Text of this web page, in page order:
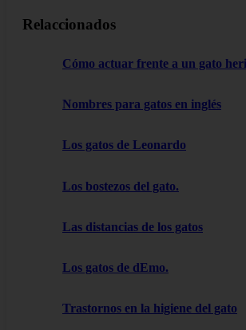
Relaccionados
Cómo actuar frente a un gato
Nombres para gatos en inglés
Los gatos de Leonardo
Los bostezos del gato.
Las distancias de los gatos
Los gatos de dEmo.
Trastornos en la higiene del gato